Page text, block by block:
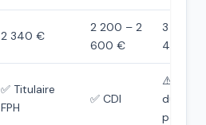
2 340 €
2 200 – 2
600 €
3 000
400 €
✅ Titulaire
FPH
✅ CDI
⚠️
du